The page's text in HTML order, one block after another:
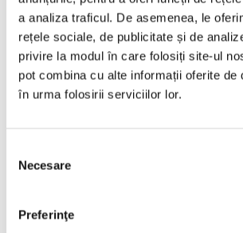
a analiza traficul. De asemenea, le
rețele sociale, de publicitate și de
privire la modul în care folosiți site-ul
pot combina cu alte informații oferite de
în urma folosirii serviciilor lor.
consimțământului
Necesare
Preferinţe
Valoarea artefactelor
confiscate de la Met